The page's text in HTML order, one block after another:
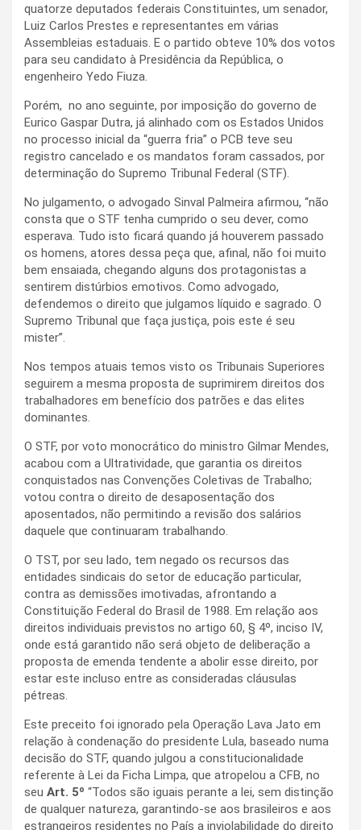
quatorze deputados federais Constituintes, um senador,
Luiz Carlos Prestes e representantes em várias
Assembleias estaduais. E o partido obteve 10% dos votos
para seu candidato à Presidência da República, o
engenheiro Yedo Fiuza.
Porém, no ano seguinte, por imposição do governo de
Eurico Gaspar Dutra, já alinhado com os Estados Unidos
no processo inicial da “guerra fria” o PCB teve seu
registro cancelado e os mandatos foram cassados, por
determinação do Supremo Tribunal Federal (STF).
No julgamento, o advogado Sinval Palmeira afirmou, “não
consta que o STF tenha cumprido o seu dever, como
esperava. Tudo isto ficará quando já houverem passado
os homens, atores dessa peça que, afinal, não foi muito
bem ensaiada, chegando alguns dos protagonistas a
sentirem distúrbios emotivos. Como advogado,
defendemos o direito que julgamos líquido e sagrado. O
Supremo Tribunal que faça justiça, pois este é seu
mister”.
Nos tempos atuais temos visto os Tribunais Superiores
seguirem a mesma proposta de suprimirem direitos dos
trabalhadores em benefício dos patrões e das elites
dominantes.
O STF, por voto monocrático do ministro Gilmar Mendes,
acabou com a Ultratividade, que garantia os direitos
conquistados nas Convenções Coletivas de Trabalho;
votou contra o direito de desaposentação dos
aposentados, não permitindo a revisão dos salários
daquele que continuaram trabalhando.
O TST, por seu lado, tem negado os recursos das
entidades sindicais do setor de educação particular,
contra as demissões imotivadas, afrontando a
Constituição Federal do Brasil de 1988. Em relação aos
direitos individuais previstos no artigo 60, § 4º, inciso IV,
onde está garantido não será objeto de deliberação a
proposta de emenda tendente a abolir esse direito, por
estar este incluso entre as consideradas cláusulas
pétreas.
Este preceito foi ignorado pela Operação Lava Jato em
relação à condenação do presidente Lula, baseado numa
decisão do STF, quando julgou a constitucionalidade
referente à Lei da Ficha Limpa, que atropelou a CFB, no
seu Art. 5º “Todos são iguais perante a lei, sem distinção
de qualquer natureza, garantindo-se aos brasileiros e aos
estrangeiros residentes no País a inviolabilidade do direito